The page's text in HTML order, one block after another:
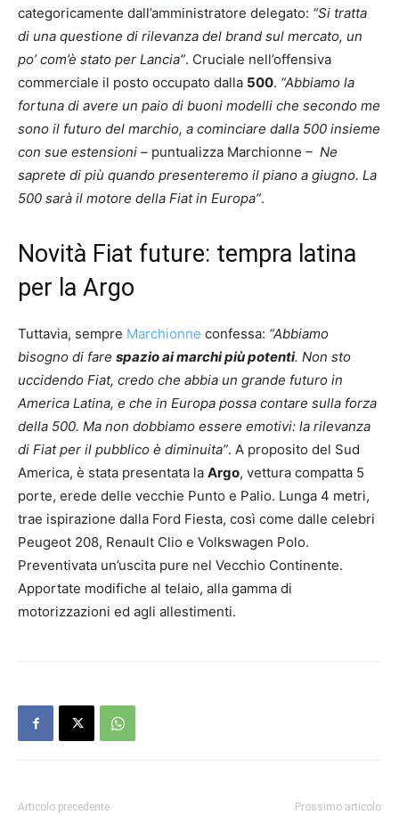
categoricamente dall’amministratore delegato: “Si tratta
di una questione di rilevanza del brand sul mercato, un
po’ com’è stato per Lancia”. Cruciale nell’offensiva
commerciale il posto occupato dalla 500. “Abbiamo la
fortuna di avere un paio di buoni modelli che secondo me
sono il futuro del marchio, a cominciare dalla 500 insieme
con sue estensioni – puntualizza Marchionne – Ne
saprete di più quando presenteremo il piano a giugno. La
500 sarà il motore della Fiat in Europa”.
Novità Fiat future: tempra latina
per la Argo
Tuttavia, sempre Marchionne confessa: “Abbiamo
bisogno di fare spazio ai marchi più potenti. Non sto
uccidendo Fiat, credo che abbia un grande futuro in
America Latina, e che in Europa possa contare sulla forza
della 500. Ma non dobbiamo essere emotivi: la rilevanza
di Fiat per il pubblico è diminuita”. A proposito del Sud
America, è stata presentata la Argo, vettura compatta 5
porte, erede delle vecchie Punto e Palio. Lunga 4 metri,
trae ispirazione dalla Ford Fiesta, così come dalle celebri
Peugeot 208, Renault Clio e Volkswagen Polo.
Preventivata un’uscita pure nel Vecchio Continente.
Apportate modifiche al telaio, alla gamma di
motorizzazioni ed agli allestimenti.
Articolo precedente Prossimo articolo